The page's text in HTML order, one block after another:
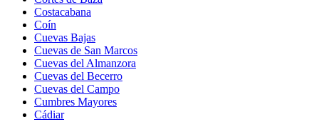
Costacabana
Coín
Cuevas Bajas
Cuevas de San Marcos
Cuevas del Almanzora
Cuevas del Becerro
Cuevas del Campo
Cumbres Mayores
Cádiar